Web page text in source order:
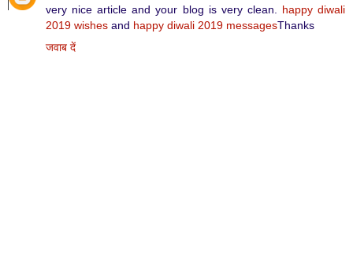
very nice article and your blog is very clean. happy diwali
2019 wishes and happy diwali 2019 messagesThanks
जवाब दें